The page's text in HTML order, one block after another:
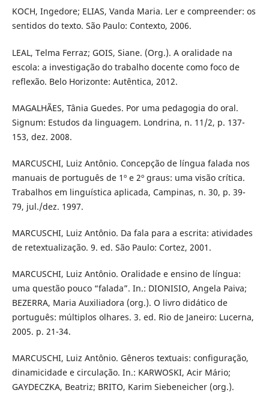
KOCH, Ingedore; ELIAS, Vanda Maria. Ler e compreender: os
sentidos do texto. São Paulo: Contexto, 2006.
LEAL, Telma Ferraz; GOIS, Siane. (Org.). A oralidade na
escola: a investigação do trabalho docente como foco de
reflexão. Belo Horizonte: Autêntica, 2012.
MAGALHÃES, Tânia Guedes. Por uma pedagogia do oral.
Signum: Estudos da linguagem. Londrina, n. 11/2, p. 137-
153, dez. 2008.
MARCUSCHI, Luiz Antônio. Concepção de língua falada nos
manuais de português de 1º e 2º graus: uma visão crítica.
Trabalhos em linguística aplicada, Campinas, n. 30, p. 39-
79, jul./dez. 1997.
MARCUSCHI, Luiz Antônio. Da fala para a escrita: atividades
de retextualização. 9. ed. São Paulo: Cortez, 2001.
MARCUSCHI, Luiz Antônio. Oralidade e ensino de língua:
uma questão pouco “falada”. In.: DIONISIO, Angela Paiva;
BEZERRA, Maria Auxiliadora (org.). O livro didático de
português: múltiplos olhares. 3. ed. Rio de Janeiro: Lucerna,
2005. p. 21-34.
MARCUSCHI, Luiz Antônio. Gêneros textuais: configuração,
dinamicidade e circulação. In.: KARWOSKI, Acir Mário;
GAYDECZKA, Beatriz; BRITO, Karim Siebeneicher (org.).